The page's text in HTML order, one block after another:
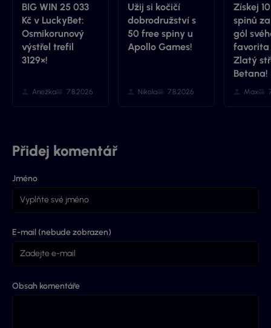
BIG WIN 25 033
Kč v LuckyBet:
Osmikorunový
výstřel trefil
3129×!
Anežka 7.8.2026
Užij si kočičí
dobrodružství s
50 free spiny u
Apollo Games!
Nikola 7.8.2026
Získej
spinů
gól
favorita
Zlatý
Betana!
Max
Přidej komentář
Jméno
E-mail (nebude zobrazen)
Obsah komentáře